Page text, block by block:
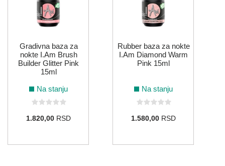
Gradivna baza za
nokte I.Am Brush
Builder Glitter Pink
15ml
Na stanju
1.820,00RSD
Rubber baza za nokte
I.Am Diamond Warm
Pink 15ml
Na stanju
1.580,00RSD